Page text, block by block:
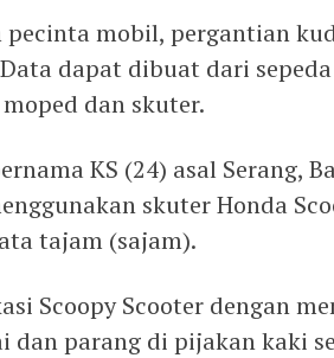
pecinta mobil, pergantian
dapat dibuat dari
dan skuter.
KS (24) asal Serang,
skuter Honda
tajam (sajam).
Scoopy Scooter dengan
dan parang di pijakan kaki